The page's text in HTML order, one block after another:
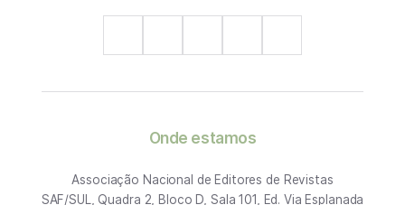
Onde estamos
Associação Nacional de Editores de Revistas
SAF/SUL, Quadra 2, Bloco D, Sala 101, Ed. Via Esplanada